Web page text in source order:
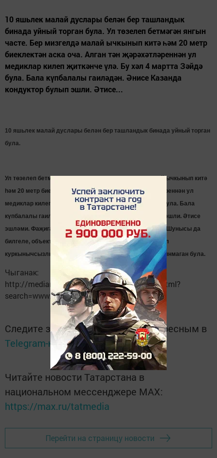
10 яшьлек малай дуслары белән бер ташландык
бинада уйный торган була. Ул төзелеп бетмәгән янгын
часте. Бер мизгелдә малай ычкынып китә һәм 20 метр
биеклектән аска оча. Алган тән җәрәхәтләреннән ул
медиклар килеп җиткәнче үлә. Бу хәл 4 мартта Зәйдә
була. Бала күпбалалы гаиләдән. Әнисе Казанда
кондуктор булып эшли. Әтисе...
10 яшьлек малай дуслары белән бер ташландык бинада уйный торган
була.
Ул төзелеп бетмәгән янгын часте. Бер мизгелдә малай ычкынып китә
һәм 20 метр биеклектән аска оча. Алган тән җәрәхәтләреннән ул
медиклар килеп җиткәнче үлә. Бу хәл 4 мартта Зәйдә була. Бала
күпбалалы гаиләдән. Әнисе Казанда кондуктор булып эшли. Әтисе
эшләми. Фаҗига булган көнне малай күзәтүсез булган. Шунысы да
билгеле, объект вакытлыча беркемнеке дә түгел һәм ул
куркынычсызлык кагыйдәләре буенча әйләндереп алынмаган була.
Чыганак:
http://mediametrics.ru/rating/ru/843/online.html?
search=www.almet-rt.ru
Следите за самым важным и интересным в
Telegram-каналеТатмедиа
Читайте новости Татарстана в
национальном мессенджере MАХ:
https://max.ru/tatmedia
Перейти на страницу новости